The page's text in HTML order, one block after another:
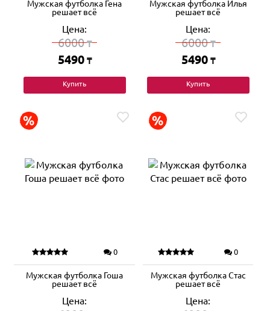
Мужская футболка Гена
решает всё
Цена:
6000₸
5490 ₸
Купить
Мужская футболка Илья
решает всё
Цена:
6000₸
5490 ₸
Купить
0
Мужская футболка Гоша
решает всё
Цена:
0
Мужская футболка Стас
решает всё
Цена: